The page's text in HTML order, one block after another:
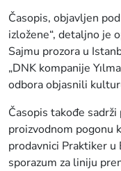
Časopis, objavljen
izložene“, detaljno je
Sajmu prozora u
„DNK kompanije
odbora objasnili
Časopis takođe
proizvodnom pogonu
prodavnici Praktiker
sporazum za liniju